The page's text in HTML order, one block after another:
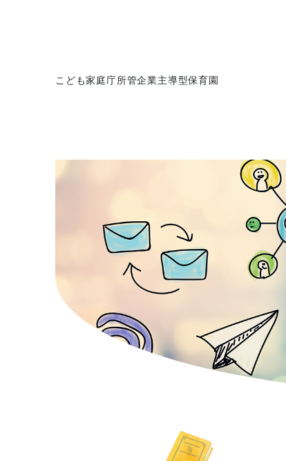
こども家庭庁所管企業主導型保育園